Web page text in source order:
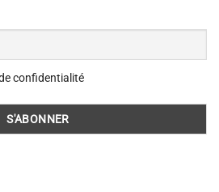
confidentialité